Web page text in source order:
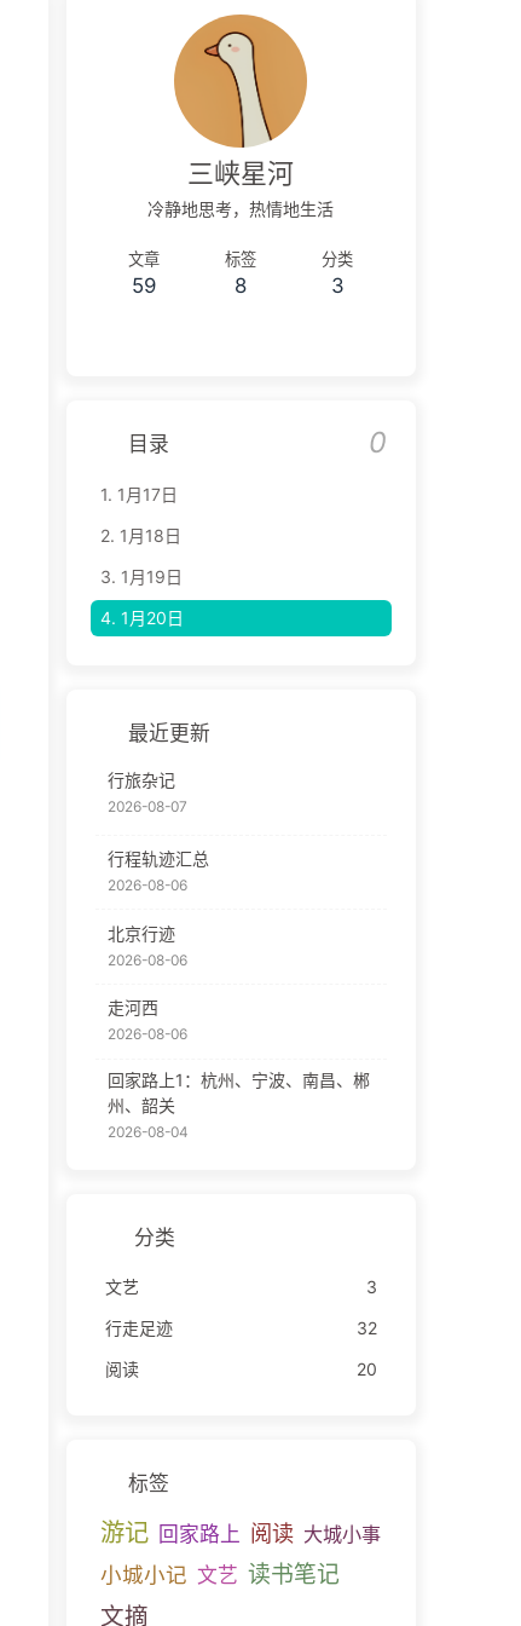
三峡星河
冷静地思考，热情地生活
文章
59
标签
8
分类
3
目录 0
1. 1月17日
2. 1月18日
3. 1月19日
4. 1月20日
最近更新
行旅杂记
2026-08-07
行程轨迹汇总
2026-08-06
北京行迹
2026-08-06
走河西
2026-08-06
回家路上1：杭州、宁波、南昌、郴
州、韶关
2026-08-04
分类
文艺
3
行走足迹
32
阅读
20
标签
游记 回家路上 阅读 大城小事
小城小记 文艺 读书笔记
文摘